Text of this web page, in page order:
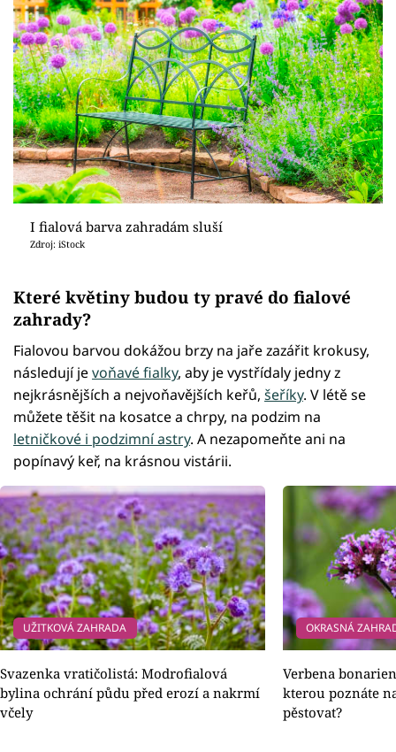
I fialová barva zahradám sluší
Zdroj: iStock
Které květiny budou ty pravé do fialové
zahrady?
Fialovou barvou dokážou brzy na jaře zazářit krokusy,
následují jevoňavé fialky, aby je vystřídaly jedny z
nejkrásnějších a nejvoňavějších keřů, šeříky. V létě se
můžete těšit na kosatce a chrpy, na podzim na
letničkové i podzimní astry. A nezapomeňte ani na
popínavý keř, na krásnou vistárii.
UŽITKOVÁ ZAHRADA
Svazenka vratičolistá: Modrofialová
bylina ochrání půdu před erozí a nakrmí
včely
OKRASNÁ
Verbena
kterou poznáte
pěstovat?